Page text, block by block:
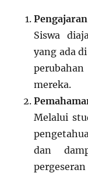
Siswa
yang ada
mereka.
Melalui
dan